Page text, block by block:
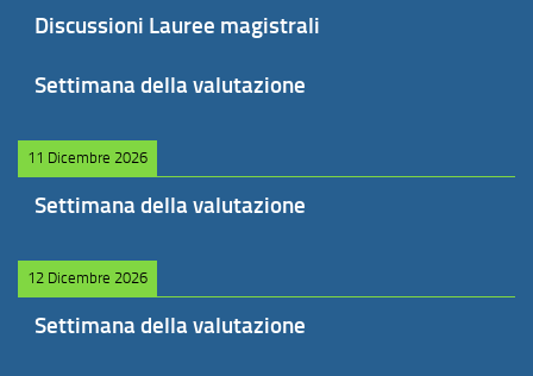
Discussioni Lauree magistrali
Settimana della valutazione
11 Dicembre 2026
Settimana della valutazione
12 Dicembre 2026
Settimana della valutazione